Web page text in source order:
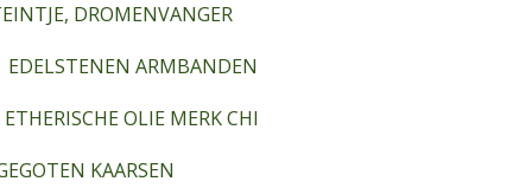
DROMENVANGER
EDELSTENEN ARMBANDEN
ETHERISCHE OLIE MERK CHI
KAARSEN